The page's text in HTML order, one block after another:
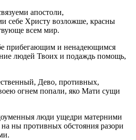
апостоли,
себе Христу возложше, красны
всем мир.
прибегающим и ненадеющимся
людей Твоих и подаждь помощь,
Дево, противных,
огнем попали, яко Мати сущи
люди ущедри матерними
ны противных обстояния разори